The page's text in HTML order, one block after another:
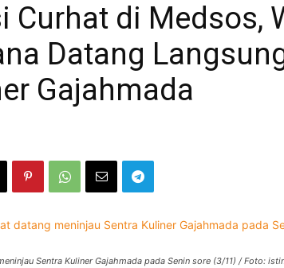
Curhat di Medsos,
Datang
Gajahmada
Sentra Kuliner Gajahmada pada Senin sore (3/11) / Foto: